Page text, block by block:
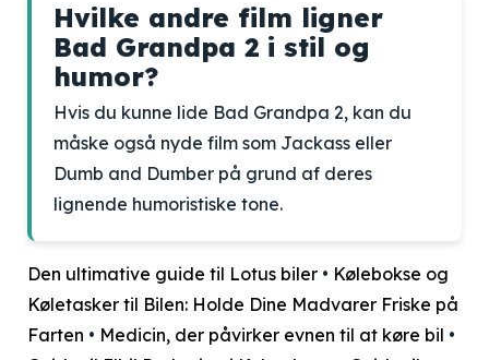
Hvilke andre film ligner
Bad Grandpa 2 i stil og
humor?
Hvis du kunne lide Bad Grandpa 2, kan du
måske også nyde film som Jackass eller
Dumb and Dumber på grund af deres
lignende humoristiske tone.
Den ultimative guide til Lotus biler • Kølebokse og
Køletasker til Bilen: Holde Dine Madvarer Friske på
Farten • Medicin, der påvirker evnen til at køre bil •